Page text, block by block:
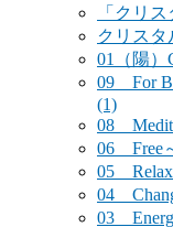
「クリ
クリスタ
01（陽）
09 For
(1)
08
06 Free
05 Relax
04
03